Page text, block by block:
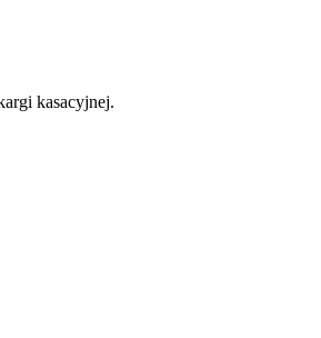
kasacyjnej.